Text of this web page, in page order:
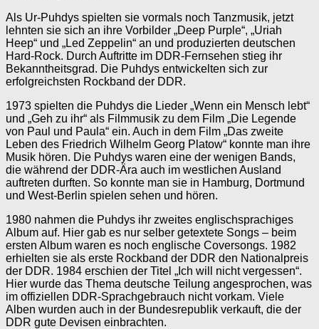
Als Ur-Puhdys spielten sie vormals noch Tanzmusik, jetzt
lehnten sie sich an ihre Vorbilder „Deep Purple“, „Uriah
Heep“ und „Led Zeppelin“ an und produzierten deutschen
Hard-Rock. Durch Auftritte im DDR-Fernsehen stieg ihr
Bekanntheitsgrad. Die Puhdys entwickelten sich zur
erfolgreichsten Rockband der DDR.
1973 spielten die Puhdys die Lieder „Wenn ein Mensch lebt“
und „Geh zu ihr“ als Filmmusik zu dem Film „Die Legende
von Paul und Paula“ ein. Auch in dem Film „Das zweite
Leben des Friedrich Wilhelm Georg Platow“ konnte man ihre
Musik hören. Die Puhdys waren eine der wenigen Bands,
die während der DDR-Ära auch im westlichen Ausland
auftreten durften. So konnte man sie in Hamburg, Dortmund
und West-Berlin spielen sehen und hören.
1980 nahmen die Puhdys ihr zweites englischsprachiges
Album auf. Hier gab es nur selber getextete Songs – beim
ersten Album waren es noch englische Coversongs. 1982
erhielten sie als erste Rockband der DDR den Nationalpreis
der DDR. 1984 erschien der Titel „Ich will nicht vergessen“.
Hier wurde das Thema deutsche Teilung angesprochen, was
im offiziellen DDR-Sprachgebrauch nicht vorkam. Viele
Alben wurden auch in der Bundesrepublik verkauft, die der
DDR gute Devisen einbrachten.